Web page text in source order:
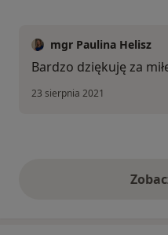
mgr Paulina Helisz
Bardzo dziękuję za
23 sierpnia 2021